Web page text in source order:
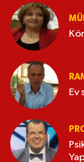
Ev